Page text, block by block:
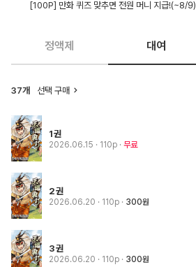
[100P] 만화 퀴즈 맞추면 전원 머니 지급!(~8/9)
정액제 대여
37개 선택 구매
1권
2026.06.15 · 110p 무료
2권
2026.06.20 · 110p 300원
3권
2026.06.20 · 110p 300원